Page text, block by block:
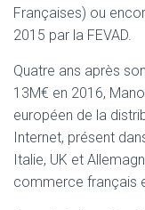
Françaises) ou
2015 par la FEVAD.
Quatre ans après
13M€ en 2016,
européen de la
Internet, présent
Italie, UK et
commerce français